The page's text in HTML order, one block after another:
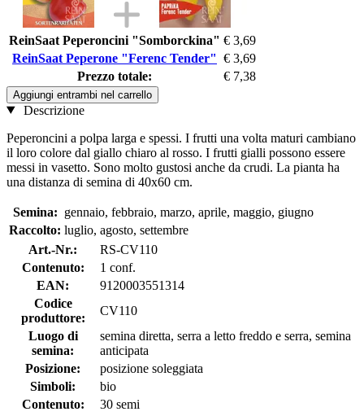
ReinSaat Peperoncini "Somborckina" € 3,69
ReinSaat Peperone "Ferenc Tender" € 3,69
Prezzo totale:
€ 7,38
Aggiungi entrambi nel carrello
Descrizione
Peperoncini a polpa larga e spessi. I frutti una volta maturi cambiano
il loro colore dal giallo chiaro al rosso. I frutti gialli possono essere
messi in vasetto. Sono molto gustosi anche da crudi. La pianta ha
una distanza di semina di 40x60 cm.
Semina: gennaio, febbraio, marzo, aprile, maggio, giugno
Raccolto: luglio, agosto, settembre
Art.-Nr.:
RS-CV110
Contenuto:
1 conf.
EAN:
9120003551314
Codice
produttore:
CV110
Luogo di
semina:
semina diretta, serra a letto freddo e serra, semina
anticipata
Posizione:
posizione soleggiata
Simboli:
bio
Contenuto:
30 semi